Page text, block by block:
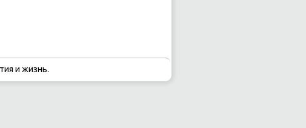
и жизнь.